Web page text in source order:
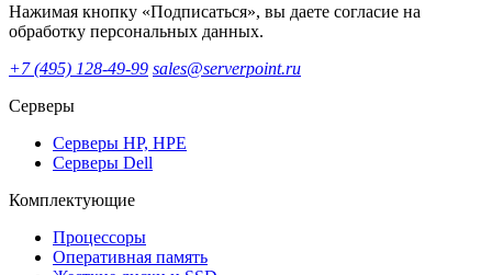
Нажимая кнопку «Подписаться», вы даете согласие на
обработку персональных данных.
+7 (495) 128-49-99 sales@serverpoint.ru
Серверы
Серверы HP, HPE
Серверы Dell
Комплектующие
Процессоры
Оперативная память